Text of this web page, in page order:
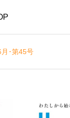
･第45号